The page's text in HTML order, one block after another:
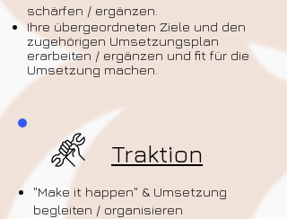
schärfen / ergänzen.
Ihre übergeordneten Ziele und den
zugehörigen Umsetzungsplan
erarbeiten / ergänzen und fit für die
Umsetzung machen.
Traktion
"Make it happen" & Umsetzung
begleiten / organisieren